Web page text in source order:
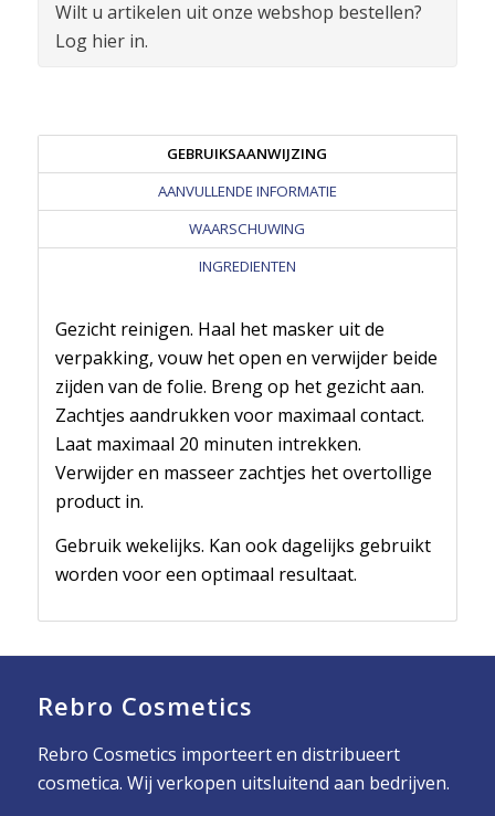
Wilt u artikelen uit onze webshop bestellen?
Log hier in.
GEBRUIKSAANWIJZING
AANVULLENDE INFORMATIE
WAARSCHUWING
INGREDIENTEN
Gezicht reinigen. Haal het masker uit de
verpakking, vouw het open en verwijder beide
zijden van de folie. Breng op het gezicht aan.
Zachtjes aandrukken voor maximaal contact.
Laat maximaal 20 minuten intrekken.
Verwijder en masseer zachtjes het overtollige
product in.
Gebruik wekelijks. Kan ook dagelijks gebruikt
worden voor een optimaal resultaat.
Rebro Cosmetics
Rebro Cosmetics importeert en distribueert
cosmetica. Wij verkopen uitsluitend aan bedrijven.